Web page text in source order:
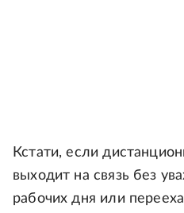
Кстати, если
выходит на связь без
рабочих дня или